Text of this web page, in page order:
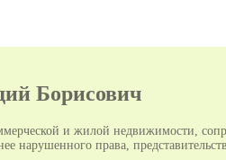
Борисович
и жилой недвижимости,
нарушенного права,